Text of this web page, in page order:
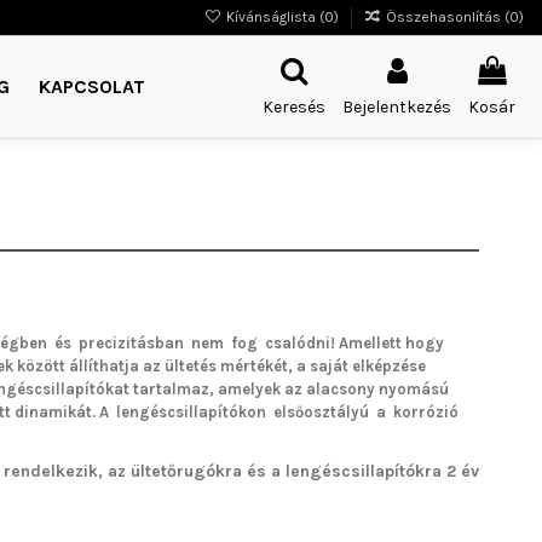
Kívánságlista (0) Összehasonlítás (0)
KAPCSOLAT
Keresés Bejelentkezés Kosár
és precizitásban nem fog csalódni! Amellett hogy
között állíthatja az ültetés mértékét, a saját elképzése
tartalmaz, amelyek az alacsony nyomású
dinamikát. A lengéscsillapítókon elsőosztályú a korrózió
az ültetőrugókra és a lengéscsillapítókra 2 év